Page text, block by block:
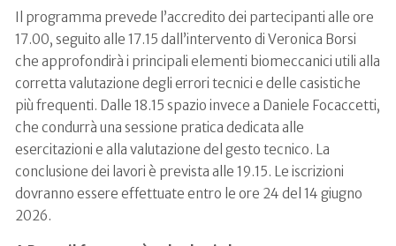
Il programma prevede l’accredito dei partecipanti alle ore
17.00, seguito alle 17.15 dall’intervento di Veronica Borsi
che approfondirà i principali elementi biomeccanici utili alla
corretta valutazione degli errori tecnici e delle casistiche
più frequenti. Dalle 18.15 spazio invece a Daniele Focaccetti,
che condurrà una sessione pratica dedicata alle
esercitazioni e alla valutazione del gesto tecnico. La
conclusione dei lavori è prevista alle 19.15. Le iscrizioni
dovranno essere effettuate entro le ore 24 del 14 giugno
2026.